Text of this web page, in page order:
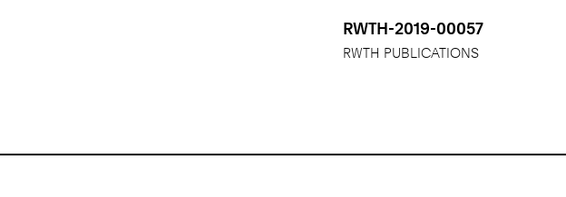
RWTH-2019-00057
RWTH PUBLICATIONS